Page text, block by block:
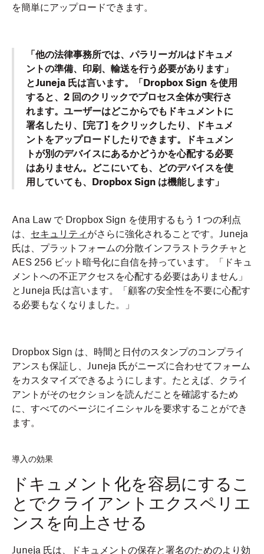
を簡単にアップロードできます。
「他の法律事務所では、パラリーガルはドキュメ
ントの準備、印刷、輸送を行う必要があります」
とJuneja 氏は言います。「Dropbox Sign を使用
すると、2 回のクリックでプロセス全体が実行さ
れます。ユーザーはどこからでもドキュメントに
署名したり、[完了] をクリックしたり、ドキュメ
ントをアップロードしたりできます。ドキュメン
トが別のデバイスにあるかどうかを心配する必要
はありません。どこにいても、どのデバイスを使
用していても、Dropbox Sign は機能します」
Ana Law で Dropbox Sign を使用するもう 1 つの利点
は、 セキュリティ がさらに強化されることです。Juneja
氏は、プラットフォームの分散インフラストラクチャと
AES 256 ビット暗号化に自信を持っています。「ドキュ
メントへの不正アクセスを心配する必要はありません」
とJuneja 氏は言います。「顧客の安全性を不要に心配す
る必要もなくなりました。」
Dropbox Sign は、時間と日付のスタンプのコンプライ
アンスも保証し、Juneja 氏がニーズに合わせてフォーム
をカスタマイズできるようにします。たとえば、クライ
アントがそのセクションを読んだことを確認するため
に、すべてのページにイニシャルを要求することができ
ます。
導入の効果
ドキュメント化を容易にするこ
とでクライアントエクスペリエ
ンスを向上させる
Juneja 氏は、ドキュメントの保存と署名のためのより効